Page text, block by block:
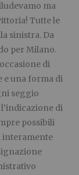
ma
Tutte le
sinistra. Da
per Milano.
di
e una forma di
seggio
di
possibili
interamente